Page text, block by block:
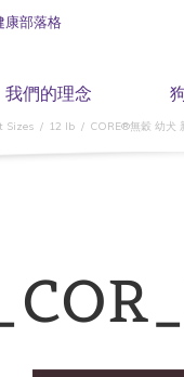
部落格
我們的理念
Sizes 12 lb CORE®無穀 幼犬